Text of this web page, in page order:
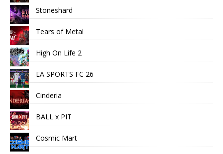
Stoneshard
Tears of Metal
High On Life 2
EA SPORTS FC 26
Cinderia
BALL x PIT
Cosmic Mart